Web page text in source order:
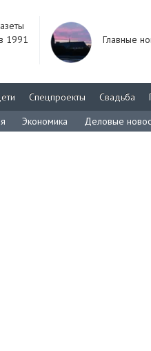
1991
Главные
Спецпроекты Свадьба
Экономика Деловые